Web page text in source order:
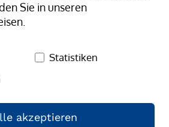
Sie in unseren
Statistiken
akzeptieren